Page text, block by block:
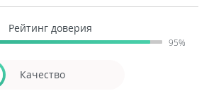
Рейтинг доверия
95%
Качество